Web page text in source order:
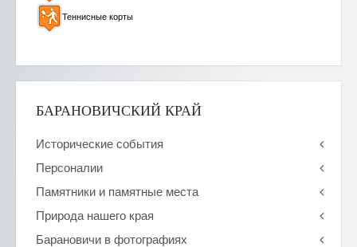
Теннисные корты
БАРАНОВИЧСКИЙ КРАЙ
Исторические события
Персоналии
Памятники и памятные места
Природа нашего края
Барановичи в фотографиях